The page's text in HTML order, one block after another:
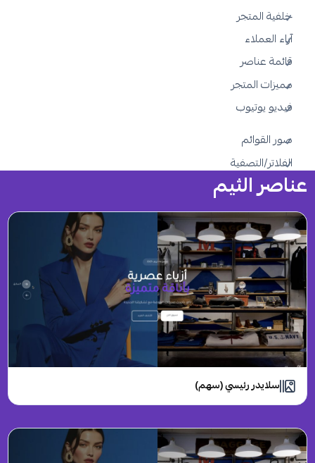
خلفية المتجر
آراء العملاء
قائمة عناصر
مميزات المتجر
فيديو يوتيوب
صور القوائم
الفلاتر/التصفية
عناصر الثيم
سلايدر رئيسي (سهم)